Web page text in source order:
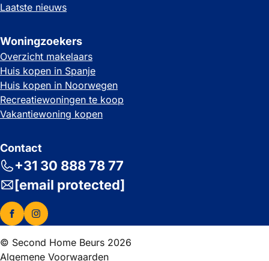
Laatste nieuws
Woningzoekers
Overzicht makelaars
Huis kopen in Spanje
Huis kopen in Noorwegen
Recreatiewoningen te koop
Vakantiewoning kopen
Contact
+31 30 888 78 77
[email protected]
© Second Home Beurs 2026
Algemene Voorwaarden